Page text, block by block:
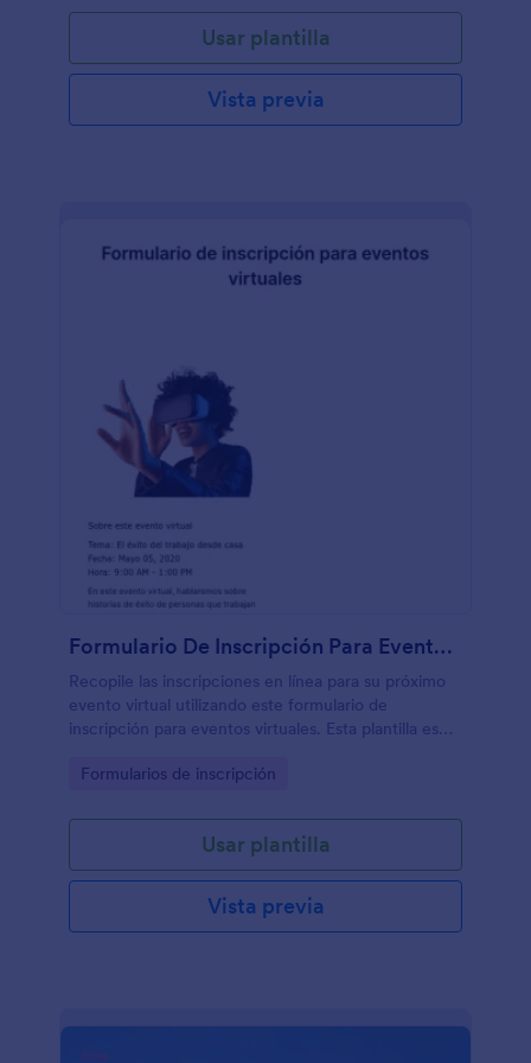
Usar plantilla
Vista previa
Formulario De Inscripción Para Eventos Virtuales
Recopile las inscripciones en línea para su próximo
evento virtual utilizando este formulario de
inscripción para eventos virtuales. Esta plantilla es
configurable y a la herramienta de órdenes de
Go to Category:
Formularios de inscripción
Usar plantilla
Vista previa